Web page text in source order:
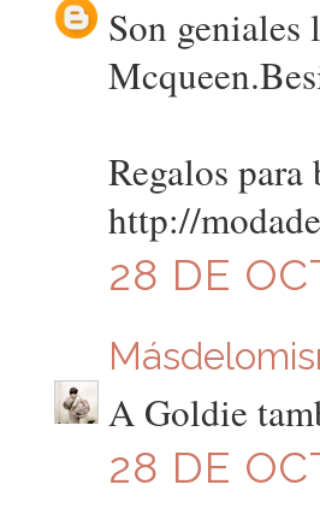
Son geniales
Regalos
http://
28 DE
A Goldie
28 DE